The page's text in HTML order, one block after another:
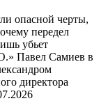
опасной черты,
передел
убьет
Павел Самиев в
директора